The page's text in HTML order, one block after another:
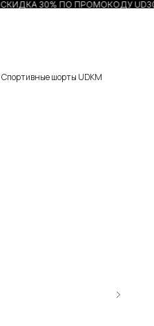
СКИДКА 30% ПО ПРОМОКОДУ UD30
Спортивные шорты UDKM